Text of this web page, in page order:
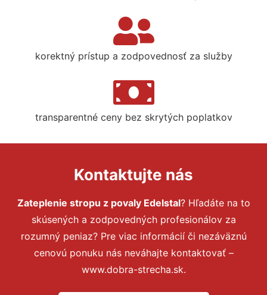
korektný prístup a zodpovednosť za služby
transparentné ceny bez skrytých poplatkov
Kontaktujte nás
Zateplenie stropu z povaly Edelstal? Hľadáte na to
skúsených a zodpovedných profesionálov za
rozumný peniaz? Pre viac informácií či nezáväznú
cenovú ponuku nás neváhajte kontaktovať –
www.dobra-strecha.sk.